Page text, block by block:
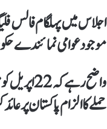
اجلاس میں پہلگام فالس
موجود عوامی
واضح
حملے کا الزام پاکستان پر